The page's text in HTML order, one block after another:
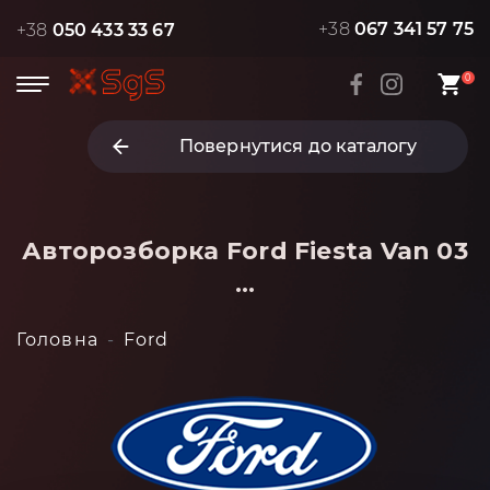
+38 050 433 33 67 +38 067 341 57 75
0
Повернутися до каталогу
Авторозборка Ford Fiesta Van 03
...
Головна Ford